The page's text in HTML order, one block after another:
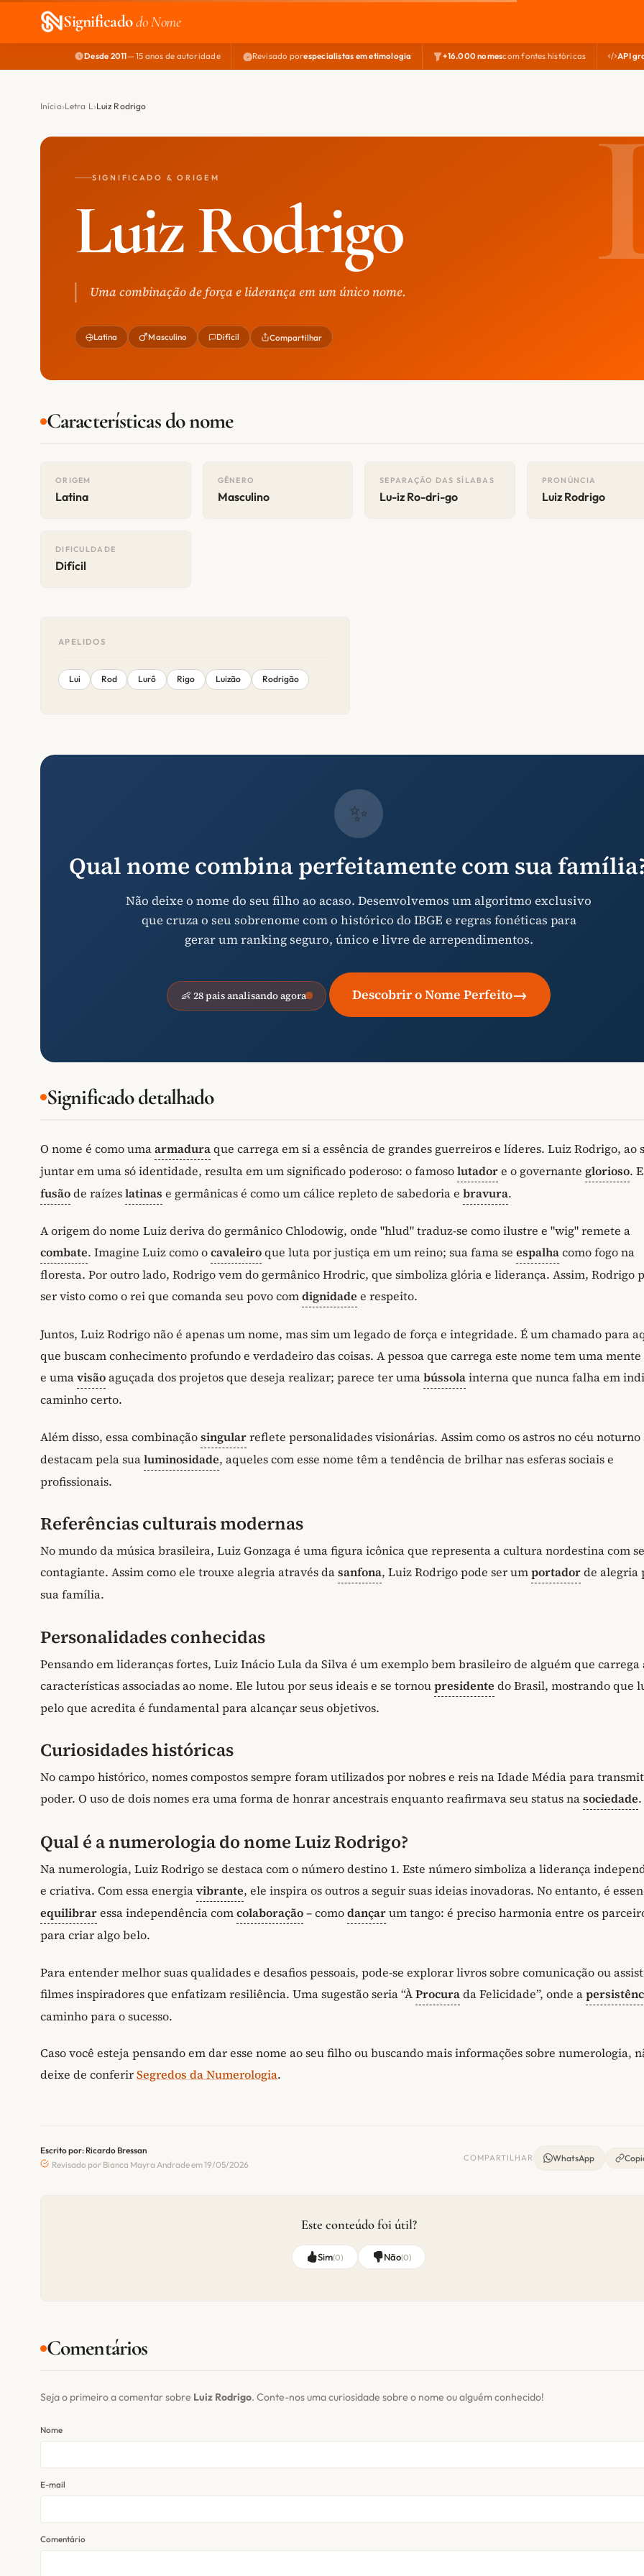
Significadodo Nome
Desde 2011— 15 anos de autoridade Revisado porespecialistas em etimologia +16.000 nomescom fontes históricas API
Início Letra L Luiz Rodrigo
SIGNIFICADO & ORIGEM
Luiz Rodrigo
Uma combinação de força e liderança em um único nome.
Latina Masculino Difícil Compartilhar
Características do nome
ORIGEM
Latina
GÊNERO
Masculino
SEPARAÇÃO DAS SÍLABAS
Lu-iz Ro-dri-go
PRONÚNCIA
Luiz Rodrigo
DIFICULDADE
Difícil
APELIDOS
Lui Rod Lurô Rigo Luizão Rodrigão
✨
Qual nome combina perfeitamente com sua
Não deixe o nome do seu filho ao acaso. Desenvolvemos um algoritmo exclusivo
que cruza o seu sobrenome com o histórico do IBGE e regras fonéticas para
gerar um ranking seguro, único e livre de arrependimentos.
👶 28 pais analisando agora Descobrir o Nome Perfeito→
Significado detalhado
O nome é como umaarmaduraque carrega em si a essência de grandes guerreiros e líderes. Luiz Rodrigo, ao
juntar em uma só identidade, resulta em um significado poderoso: o famosolutadore o governante glorioso.
fusãode raízeslatinas e germânicas é como um cálice repleto de sabedoria e bravura.
A origem do nome Luiz deriva do germânico Chlodowig, onde "hlud" traduz-se como ilustre e "wig" remete a
combate. Imagine Luiz como ocavaleiroque luta por justiça em um reino; sua fama se espalhacomo fogo na
floresta. Por outro lado, Rodrigo vem do germânico Hrodric, que simboliza glória e liderança. Assim, Rodrigo
ser visto como o rei que comanda seu povo comdignidade e respeito.
Juntos, Luiz Rodrigo não é apenas um nome, mas sim um legado de força e integridade. É um chamado para
que buscam conhecimento profundo e verdadeiro das coisas. A pessoa que carrega este nome tem uma
e umavisãoaguçada dos projetos que deseja realizar; parece ter umabússolainterna que nunca falha em
caminho certo.
Além disso, essa combinaçãosingularreflete personalidades visionárias. Assim como os astros no céu noturno
destacam pela sualuminosidade, aqueles com esse nome têm a tendência de brilhar nas esferas sociais e
profissionais.
Referências culturais modernas
No mundo da música brasileira, Luiz Gonzaga é uma figura icônica que representa a cultura nordestina com
contagiante. Assim como ele trouxe alegria através dasanfona, Luiz Rodrigo pode ser umportadorde alegria
sua família.
Personalidades conhecidas
Pensando em lideranças fortes, Luiz Inácio Lula da Silva é um exemplo bem brasileiro de alguém que carrega
características associadas ao nome. Ele lutou por seus ideais e se tornoupresidente do Brasil, mostrando que
pelo que acredita é fundamental para alcançar seus objetivos.
Curiosidades históricas
No campo histórico, nomes compostos sempre foram utilizados por nobres e reis na Idade Média para
poder. O uso de dois nomes era uma forma de honrar ancestrais enquanto reafirmava seu status nasociedade.
Qual é a numerologia do nome Luiz Rodrigo?
Na numerologia, Luiz Rodrigo se destaca com o número destino 1. Este número simboliza a liderança
e criativa. Com essa energiavibrante, ele inspira os outros a seguir suas ideias inovadoras. No entanto, é
equilibraressa independência comcolaboração– comodançarum tango: é preciso harmonia entre os
para criar algo belo.
Para entender melhor suas qualidades e desafios pessoais, pode-se explorar livros sobre comunicação ou
filmes inspiradores que enfatizam resiliência. Uma sugestão seria “ÀProcurada Felicidade”, onde a
caminho para o sucesso.
Caso você esteja pensando em dar esse nome ao seu filho ou buscando mais informações sobre numerologia,
deixe de conferirSegredos da Numerologia.
Escrito por: Ricardo Bressan
Revisado por Bianca Mayra Andrade em 19/05/2026
COMPARTILHAR WhatsApp
Este conteúdo foi útil?
Sim(0) Não(0)
Comentários
Seja o primeiro a comentar sobre Luiz Rodrigo. Conte-nos uma curiosidade sobre o nome ou alguém conhecido!
Nome
E-mail
Comentário